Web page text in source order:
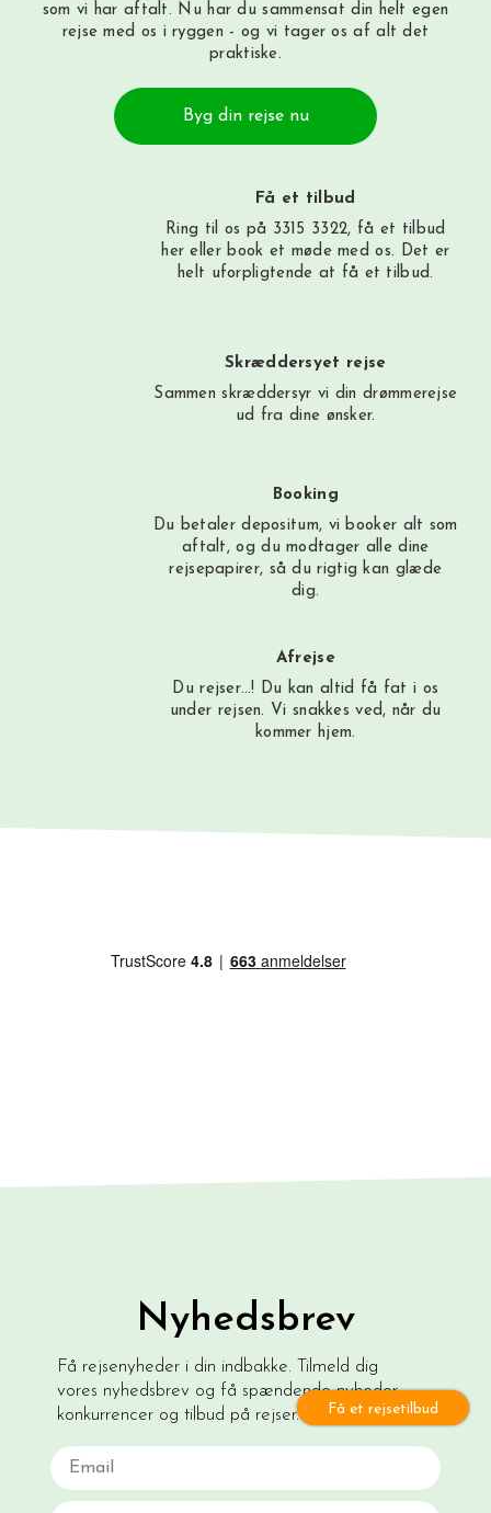
som vi har aftalt. Nu har du sammensat din helt egen
rejse med os i ryggen - og vi tager os af alt det
praktiske.
Byg din rejse nu
Få et tilbud
Ring til os på 3315 3322, få et tilbud
her eller book et møde med os. Det er
helt uforpligtende at få et tilbud.
Skræddersyet rejse
Sammen skræddersyr vi din drømmerejse
ud fra dine ønsker.
Booking
Du betaler depositum, vi booker alt som
aftalt, og du modtager alle dine
rejsepapirer, så du rigtig kan glæde
dig.
Afrejse
Du rejser…! Du kan altid få fat i os
under rejsen. Vi snakkes ved, når du
kommer hjem.
Nyhedsbrev
Få rejsenyheder i din indbakke. Tilmeld dig
vores nyhedsbrev og få spændende nyheder,
konkurrencer og tilbud på rejser.
Email
Navn
Få et rejsetilbud